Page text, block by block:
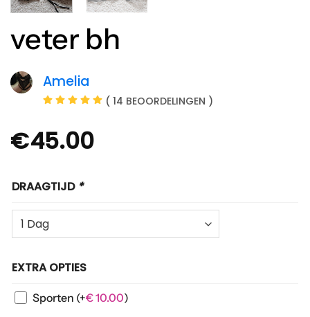
veter bh
Amelia
( 14 BEOORDELINGEN )
€45.00
DRAAGTIJD *
EXTRA OPTIES
Sporten (+€10.00)